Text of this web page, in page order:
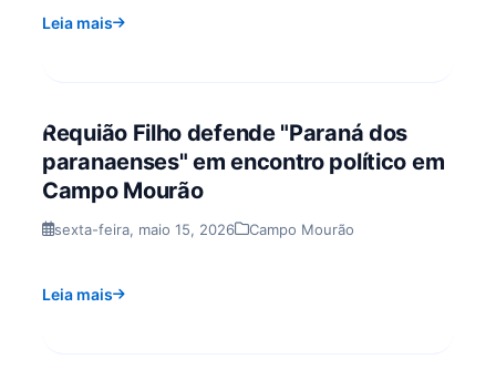
Leia mais
Requião Filho defende "Paraná dos
paranaenses" em encontro político em
Campo Mourão
sexta-feira, maio 15, 2026 Campo Mourão
Leia mais